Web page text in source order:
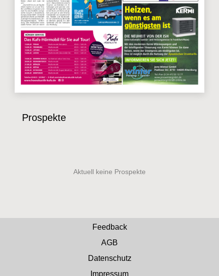
Prospekte
Feedback
AGB
Datenschutz
Impressum